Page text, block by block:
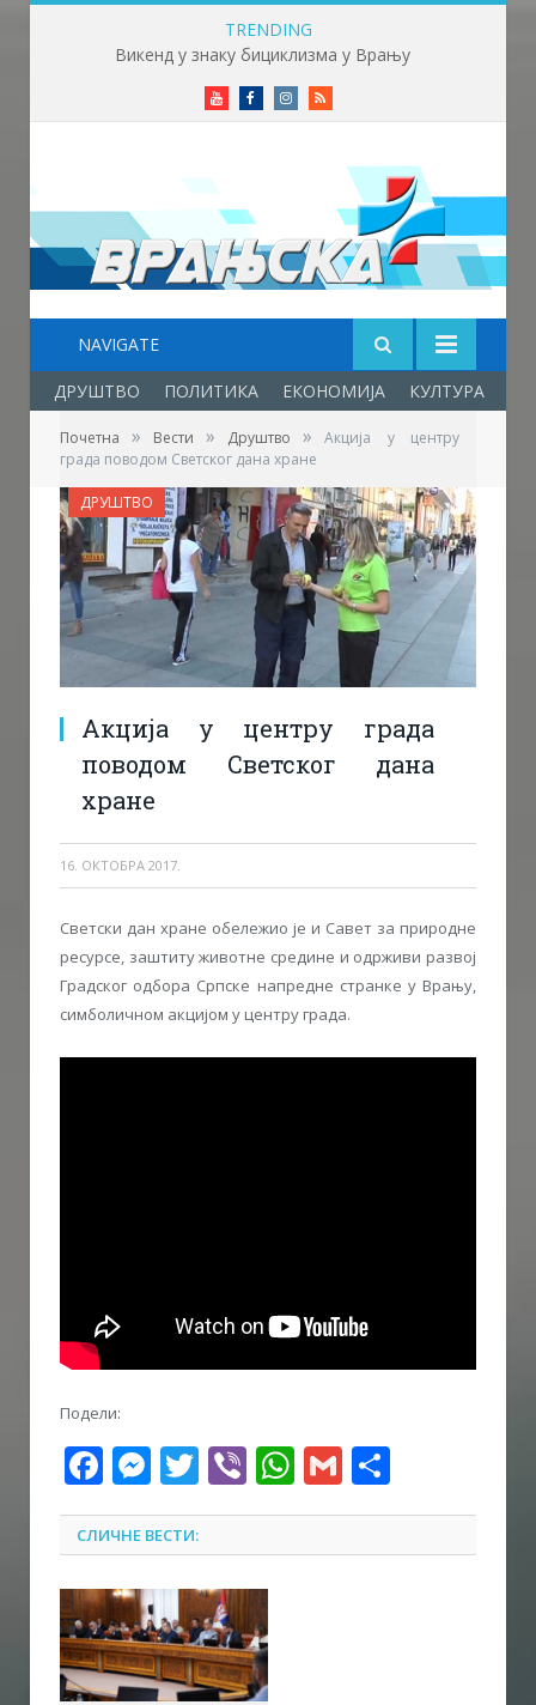
TRENDING
Викенд у знаку бициклизма у Врању
YoutubeFacebookInstagram
RSS
NAVIGATE
ДРУШТВО ПОЛИТИКА ЕКОНОМИЈА КУЛТУРА
Почетна » Вести » Друштво »
Акција у центру
града поводом Светског дана хране
Акција у центру града
поводом Светског дана
хране
16. ОКТОБРА 2017.
ДРУШТВО
Светски дан хране обележио је и Савет за природне
ресурсе, заштиту животне средине и одрживи развој
Градског одбора Српске напредне странке у Врању,
симболичном акцијом у центру града.
Подели:
Facebook
Messenger
Twitter
ViberWhatsApp
Gmail
СЛИЧНЕ ВЕСТИ: